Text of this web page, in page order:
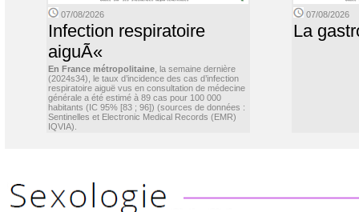
07/08/2026
Infection respiratoire
aiguÃ«
En France métropolitaine , la semaine dernière
(2024s34), le taux d’incidence des cas d’infection
respiratoire aiguë vus en consultation de médecine
générale a été estimé à 89 cas pour 100 000
habitants (IC 95% [83 ; 96]) (sources de données :
Sentinelles et Electronic Medical Records (EMR)
IQVIA).
07/08/2026
La